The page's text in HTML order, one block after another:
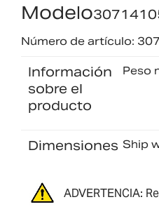
Modelo
Número de artículo:
Información
sobre el
producto
Peso
Dimensiones Ship
ADVERTENCIA: